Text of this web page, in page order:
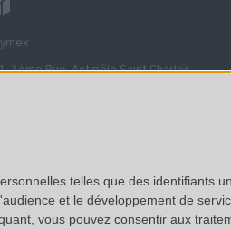
telles que des identifiants
et le développement de
vous pouvez consentir aux
3ème Rue, Actipôle Saint Charles
sur Google Maps